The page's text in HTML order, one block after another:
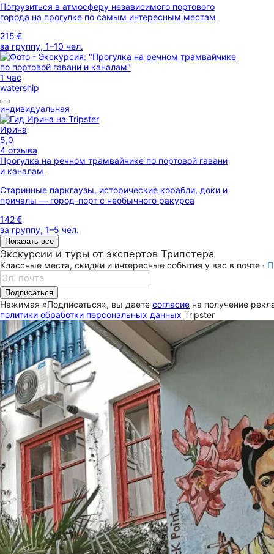
Погрузиться в атмосферу независимого портового
города на прогулке по самым интересным местам
215 €
за группу, 1–10 чел.
1 час
watership
индивидуальная
Ирина
5,0
4 отзыва
Прогулка на речном трамвайчике по портовой гавани
и каналам
Старинные паркгаузы, исторические корабли, доки и
причалы — город-порт с необычного ракурса
142 €
за группу, 1–5 чел.
Показать все
Экскурсии и туры от экспертов Трипстера
Классные места, скидки и интересные события у вас в почте ·
Подписаться
Нажимая «Подписаться», вы даете согласие на получение
политики обработки персональных данных Tripster